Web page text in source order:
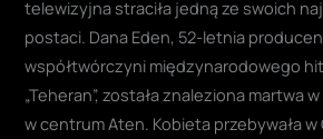
telewizyjna straciła jedną ze swoich
postaci. Dana Eden, 52-letnia
współtwórczyni międzynarodowego
„Teheran”, została znaleziona martwa
w centrum Aten. Kobieta przebywała w